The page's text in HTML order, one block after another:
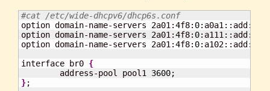
#cat /etc/wide-dhcpv6/dhcp6s.conf
option domain-name-servers 2a01:4f8: 0:a0a1::add:
option domain-name-servers 2a01:4f8: 0:a111::add:
option domain-name-servers 2a01:4f8: 0:a102::add:
interface br0 {
        address-pool pool1
3600
};